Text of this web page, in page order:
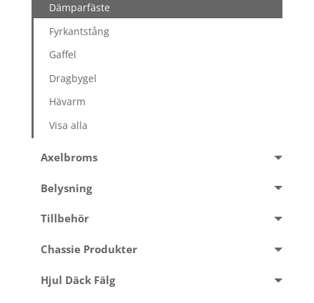
Dämparfäste
Fyrkantstång
Gaffel
Dragbygel
Hävarm
Visa alla
Axelbroms
Belysning
Tillbehör
Chassie Produkter
Hjul Däck Fälg